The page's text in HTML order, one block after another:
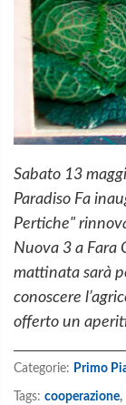
Sabato 13
Paradiso Fa
Pertiche"
Nuova 3 a Fara
mattinata sarà
conoscere
offerto un
Categorie: Primo
Tags: cooperazione,